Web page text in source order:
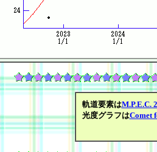
軌道要素はM.P.E.C.
光度グラフはComet